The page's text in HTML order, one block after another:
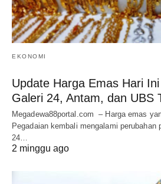
EKONOMI
Update Harga Emas Hari
Galeri 24, Antam, dan UBS
Megadewa88portal.com – Harga emas
Pegadaian kembali mengalami perubahan
24…
2 minggu ago